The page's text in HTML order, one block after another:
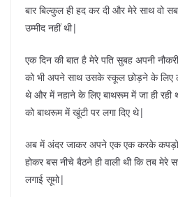
बार बिल्कुल ही हद कर दी और मेरे साथ वो
उम्मीद नहीं थी|
एक दिन की बात है मेरे पति सुबह अपनी
को भी अपने साथ उसके स्कूल छोड़ने के
थे और में नहाने के लिए बाथरूम में जा ही रही
को बाथरूम में खूंटी पर लगा दिए थे|
अब में अंदर जाकर अपने एक एक करके कपड़ो
होकर बस नीचे बैठने ही वाली थी कि तब
लगाई सूमो|